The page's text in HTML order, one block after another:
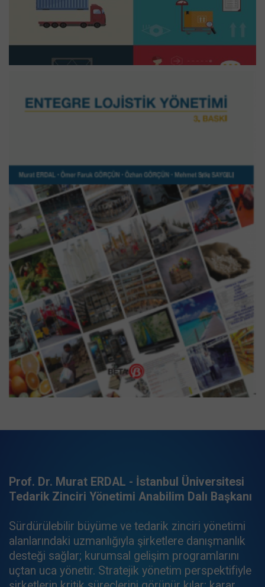
Prof. Dr. Murat ERDAL - İstanbul Üniversitesi
Tedarik Zinciri Yönetimi Anabilim Dalı Başkanı
Sürdürülebilir büyüme ve tedarik zinciri yönetimi
alanlarındaki uzmanlığıyla şirketlere danışmanlık
desteği sağlar; kurumsal gelişim programlarını
uçtan uca yönetir. Stratejik yönetim perspektifiyle